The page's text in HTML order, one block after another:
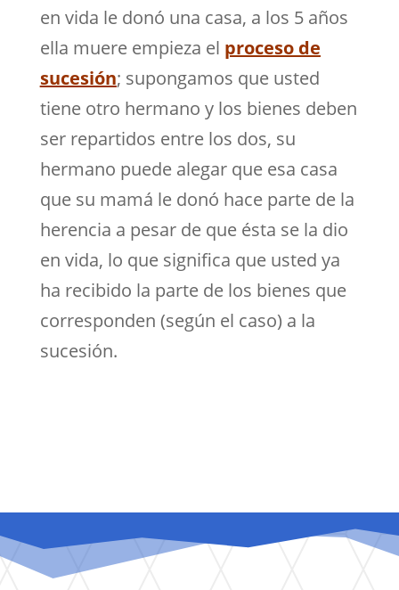
en vida le donó una casa, a los 5 años
ella muere empieza el proceso de
sucesión; supongamos que usted
tiene otro hermano y los bienes deben
ser repartidos entre los dos, su
hermano puede alegar que esa casa
que su mamá le donó hace parte de la
herencia a pesar de que ésta se la dio
en vida, lo que significa que usted ya
ha recibido la parte de los bienes que
corresponden (según el caso) a la
sucesión.